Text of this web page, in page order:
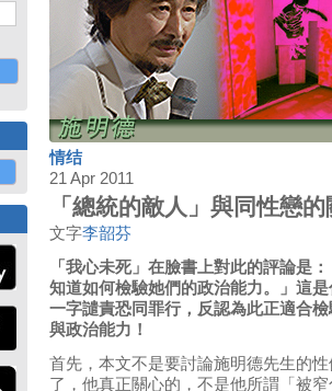
情结
21 Apr 2011
「總統的敵人」與同性戀
文字李韶芬
「我心未死」在臉書上對此的評論是
知道如何檢驗她們的政治能力。」這
一字譴責恐同罪行，反認為此正適合
與政治能力！
首先，本文不是要討論施明德先生的
了，他真正關心的，不是他所謂「被